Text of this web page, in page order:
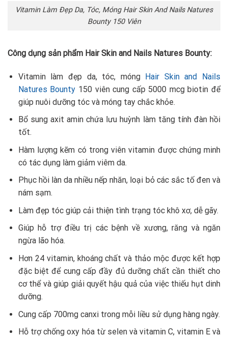
Vitamin Làm Đẹp Da, Tóc, Móng Hair Skin And Nails Natures
Bounty 150 Viên
Công dụng sản phẩm Hair Skin and Nails Natures Bounty:
Vitamin làm đẹp da, tóc, móng Hair Skin and Nails
Natures Bounty 150 viên cung cấp 5000 mcg biotin để
giúp nuôi dưỡng tóc và móng tay chắc khỏe.
Bổ sung axit amin chứa lưu huỳnh làm tăng tính đàn hồi
tốt.
Hàm lượng kẽm có trong viên vitamin được chứng minh
có tác dụng làm giảm viêm da.
Phục hồi làn da nhiều nếp nhăn, loại bỏ các sắc tố đen và
nám sạm.
Làm đẹp tóc giúp cải thiện tình trạng tóc khô xơ, dễ gãy.
Giúp hỗ trợ điều trị các bệnh về xương, răng và ngăn
ngừa lão hóa.
Hơn 24 vitamin, khoáng chất và thảo mộc được kết hợp
đặc biệt để cung cấp đầy đủ dưỡng chất cần thiết cho
cơ thể và giúp giải quyết hậu quả của việc thiếu hụt dinh
dưỡng.
Cung cấp 700mg canxi trong mỗi liều sử dụng hàng ngày.
Hỗ trợ chống oxy hóa từ selen và vitamin C, vitamin E và